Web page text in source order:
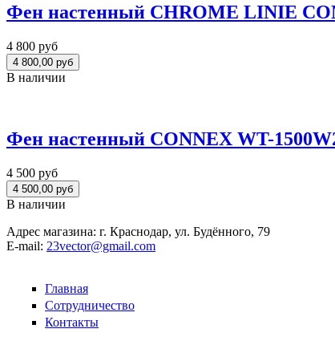
Фен настенный CHROME LINIE
4 800 руб
В наличии
Фен настенный CONNEX WT-
4 500 руб
В наличии
Адрес магазина: г. Краснодар, ул. Будённого, 79
E-mail: 23vector@gmail.com
Главная
Сотрудничество
Контакты